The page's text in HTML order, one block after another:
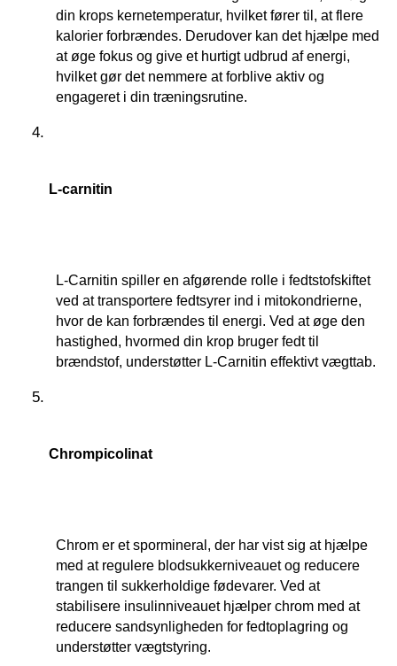
din krops kernetemperatur, hvilket fører til, at flere
kalorier forbrændes. Derudover kan det hjælpe med
at øge fokus og give et hurtigt udbrud af energi,
hvilket gør det nemmere at forblive aktiv og
engageret i din træningsrutine.
L-carnitin
L-Carnitin spiller en afgørende rolle i fedtstofskiftet
ved at transportere fedtsyrer ind i mitokondrierne,
hvor de kan forbrændes til energi. Ved at øge den
hastighed, hvormed din krop bruger fedt til
brændstof, understøtter L-Carnitin effektivt vægttab.
Chrompicolinat
Chrom er et spormineral, der har vist sig at hjælpe
med at regulere blodsukkerniveauet og reducere
trangen til sukkerholdige fødevarer. Ved at
stabilisere insulinniveauet hjælper chrom med at
reducere sandsynligheden for fedtoplagring og
understøtter vægtstyring.